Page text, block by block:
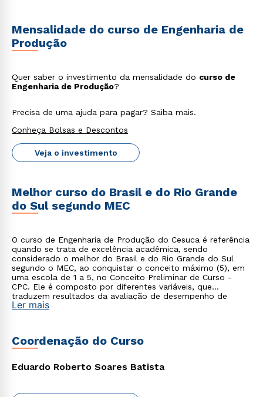
Mensalidade do curso de Engenharia de
Produção
Quer saber o investimento da mensalidade do curso de
Engenharia de Produção?
Precisa de uma ajuda para pagar? Saiba mais.
Conheça Bolsas e Descontos
Veja o investimento
Melhor curso do Brasil e do Rio Grande
do Sul segundo MEC
O curso de Engenharia de Produção do Cesuca é referência
quando se trata de excelência acadêmica, sendo
considerado o melhor do Brasil e do Rio Grande do Sul
segundo o MEC, ao conquistar o conceito máximo (5), em
uma escola de 1 a 5, no Conceito Preliminar de Curso -
CPC. Ele é composto por diferentes variáveis, que
traduzem resultados da avaliação de desempenho de
estudantes, infraestrutura e instalações, recursos didático-
Ler mais
Coordenação do Curso
Eduardo Roberto Soares Batista